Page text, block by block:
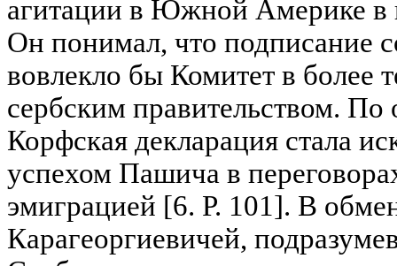
агитации в Южной Америке в
Он понимал, что подписание
вовлекло бы Комитет в более
сербским правительством. По
Корфская декларация стала
успехом Пашича в
эмиграцией [6. Р. 101]. В
Карагеоргиевичей,